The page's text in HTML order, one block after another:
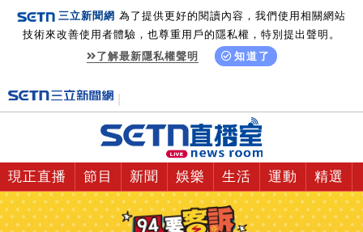
三立新聞網 為了提供更好的閱讀內容，我們使用相關網站
技術來改善使用者體驗，也尊重用戶的隱私權，特別提出聲明。
了解最新隱私權聲明
知道了
現正直播 節目 新聞 娛樂 生活 運動 精選